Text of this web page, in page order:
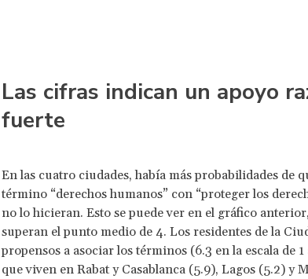
Las cifras indican un apoyo
fuerte
En las cuatro ciudades, había más probabilidades de
término “derechos humanos” con “proteger los
no lo hicieran. Esto se puede ver en el gráfico
superan el punto medio de 4. Los residentes de la
propensos a asociar los términos (6.3 en la escala de
que viven en Rabat y Casablanca (5.9), Lagos (5.2) y